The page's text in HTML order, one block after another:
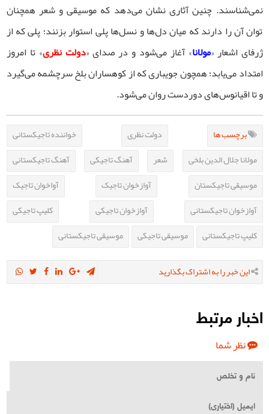
نمی‌شناسند. چنین آثاری نشان می‌دهد که موسیقی و شعر همچنان
توان آن را دارند که میان دل‌ها و نسل‌ها پلی استوار بزنند؛ پلی که از
ژرفای اشعار «مولانا» آغاز می‌شود و در صدای «دولت نظری» تا امروز
امتداد می‌یابد؛ همچون جویباری که از کوهساران بلخ سرچشمه می‌گیرد
و تا اقیانوس‌های دوردست روان می‌شود.
برچسب ها دولت نظری
خواننده تاجیکستانی
مولانا جلال الدین بلخی
شعر آهنگ تاجیکی
آهنگ تاجیکستانی
موسیقی تاجیکستان
آوازخوان تاجیک
آواخوان تاجیک
آوازخوان تاجیکستانی
آوازخوان تاجیکی
کلیپ تاجیکی
کلیپ تاجیکستانی
موسیقی تاجیکی موسیقی تاجیکستانی
این خبر را به اشتراک بگذارید
اخبار مرتبط
نظر شما